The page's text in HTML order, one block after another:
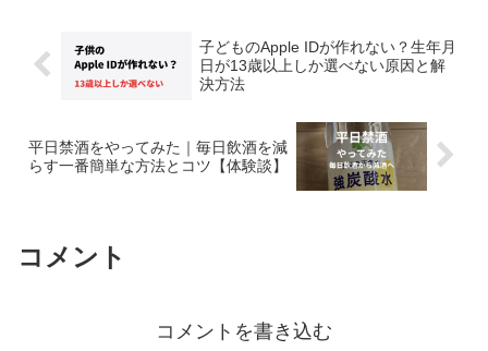
子どものApple IDが作れない？生年月
日が13歳以上しか選べない原因と解
決方法
平日禁酒をやってみた｜毎日飲酒を減
らす一番簡単な方法とコツ【体験談】
コメント
コメントを書き込む